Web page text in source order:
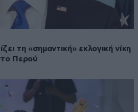
τη «σημαντική» εκλογική νίκη
Περού